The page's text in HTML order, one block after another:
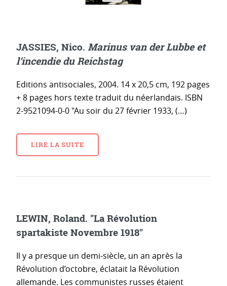
JASSIES, Nico. Marinus van der Lubbe et
l’incendie du Reichstag
Editions antisociales, 2004. 14 x 20,5 cm, 192 pages
+ 8 pages hors texte traduit du néerlandais. ISBN
2-9521094-0-0 "Au soir du 27 février 1933, (…)
LIRE LA SUITE
LEWIN, Roland. "La Révolution
spartakiste Novembre 1918"
Il y a presque un demi-siècle, un an après la
Révolution d’octobre, éclatait la Révolution
allemande. Les communistes russes étaient